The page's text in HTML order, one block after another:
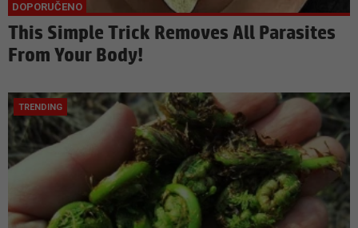
This Simple Trick Removes All Parasites
From Your Body!